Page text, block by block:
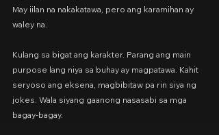
May iilan na nakakatawa, pero ang karamihan ay
waley na.
Kulang sa bigat ang karakter. Parang ang main
purpose lang niya sa buhay ay magpatawa. Kahit
seryoso ang eksena, magbibitaw pa rin siya ng
jokes. Wala siyang gaanong nasasabi sa mga
bagay-bagay.